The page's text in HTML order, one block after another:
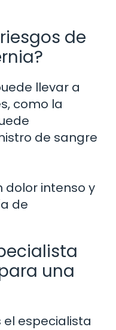
de
llevar a
como la
de sangre
dolor intenso y
de
una
el especialista